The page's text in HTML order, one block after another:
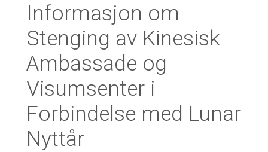
Informasjon om
Stenging av Kinesisk
Ambassade og
Visumsenter i
Forbindelse med Lunar
Nyttår